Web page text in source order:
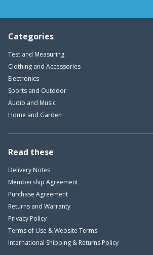
Categories
Test and Measuring
Clothing and Accessories
Electronics
Sports and Outdoor
Audio and Music
Home and Garden
Read these
Delivery Notes
Membership Agreement
Purchase Agreement
Returns and Warranty
Privacy Policy
Terms of Use & Website Terms
International Shipping & Returns Policy